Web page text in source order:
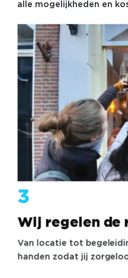
alle mogelijkheden en
3
Wij regelen de
Van locatie tot
handen zodat jij